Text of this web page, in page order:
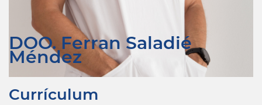
DOO. Ferran Saladié
Méndez
Currículum